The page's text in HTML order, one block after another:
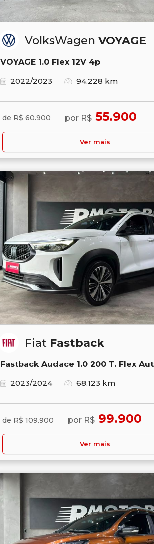
VolksWagen VOYAGE
VOYAGE 1.0 Flex 12V 4p
2022/2023
94.228 km
de R$ 60.900 por R$ 55.900
Ver mais
Fiat Fastback
Fastback Audace 1.0 200 T. Flex Aut
2023/2024
68.123 km
de R$ 109.900 por R$ 99.900
Ver mais